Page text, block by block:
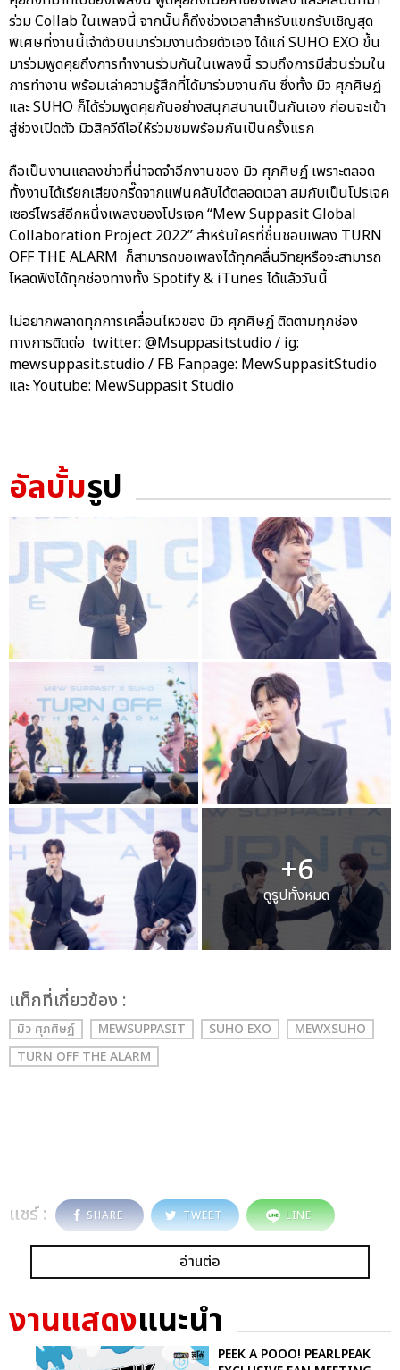
ร่วม Collab ในเพลงนี้ จากนั้นก็ถึงช่วงเวลาสำหรับแขกรับเชิญสุด
พิเศษที่งานนี้เจ้าตัวบินมาร่วมงานด้วยตัวเอง ได้แก่ SUHO EXO ขึ้น
มาร่วมพูดคุยถึงการทำงานร่วมกันในเพลงนี้ รวมถึงการมีส่วนร่วมใน
การทำงาน พร้อมเล่าความรู้สึกที่ได้มาร่วมงานกัน ซึ่งทั้ง มิว ศุภศิษฏ์
และ SUHO ก็ได้ร่วมพูดคุยกันอย่างสนุกสนานเป็นกันเอง ก่อนจะเข้า
สู่ช่วงเปิดตัว มิวสิควีดีโอให้ร่วมชมพร้อมกันเป็นครั้งแรก
ถือเป็นงานแถลงข่าวที่น่าจดจำอีกงานของ มิว ศุภศิษฏ์ เพราะตลอด
ทั้งงานได้เรียกเสียงกรี๊ดจากแฟนคลับได้ตลอดเวลา สมกับเป็นโปรเจค
เซอร์ไพรส์อีกหนึ่งเพลงของโปรเจค “Mew Suppasit Global
Collaboration Project 2022” สำหรับใครที่ชื่นชอบเพลง TURN
OFF THE ALARM ก็สามารถขอเพลงได้ทุกคลื่นวิทยุหรือจะสามารถ
โหลดฟังได้ทุกช่องทางทั้ง Spotify & iTunes ได้แล้ววันนี้
ไม่อยากพลาดทุกการเคลื่อนไหวของ มิว ศุภศิษฏ์ ติดตามทุกช่อง
ทางการติดต่อ twitter: @Msuppasitstudio / ig:
mewsuppasit.studio / FB Fanpage: MewSuppasitStudio
และ Youtube: MewSuppasit Studio
อัลบั้มรูป
+6
ดูรูปทั้งหมด
เเท็กที่เกี่ยวข้อง :
มิว ศุภศิษฏ์ MEWSUPPASIT SUHO EXO
MEWXSUHO
TURN OFF THE ALARM
แชร์ : SHARE TWEET LINE
อ่านต่อ
งานแสดงแนะนำ
PEEK A POOO! PEARLPEAK